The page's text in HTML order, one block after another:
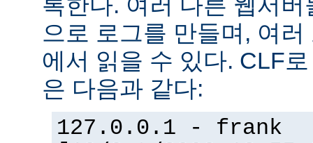
으로 로그를 만들며, 여
에서 읽을 수 있다. CLF
은 다음과 같다:
127.0.0.1 - frank